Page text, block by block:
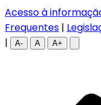
Acesso à
Frequentes |
|
A- A A+